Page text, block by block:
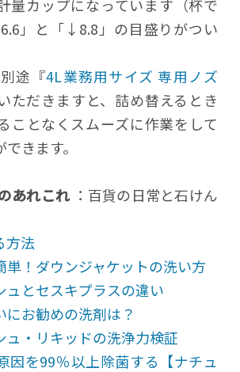
量カップになっています（杯で
」と「↓8.8」の目盛りがつい
途『4L業務用サイズ 専用ノズ
ただきますと、詰め替えるとき
ことなくスムーズに作業をして
きます。
あれこれ：百貨の日常と石けん
方法
単！ダウンジャケットの洗い方
ュとセスキプラスの違い
にお勧めの洗剤は？
ュ・リキッドの洗浄力検証
因を99％以上除菌する【ナチュ